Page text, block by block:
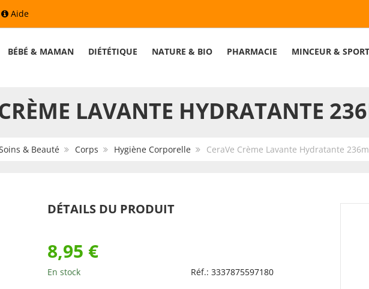
Aide
BÉBÉ & MAMAN DIÉTÉTIQUE NATURE & BIO PHARMACIE
MINCEUR & SPORT
LAVANTE HYDRATANTE
& Beauté Corps Hygiène Corporelle CeraVe Crème Lavante Hydratante
DÉTAILS DU PRODUIT
8,95 €
En stock Réf.: 3337875597180